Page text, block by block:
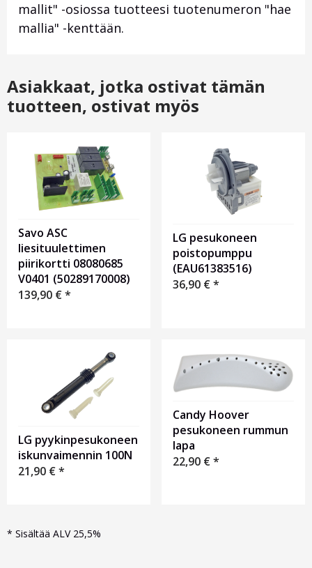
mallit" -osiossa tuotteesi tuotenumeron "hae
mallia" -kenttään.
Asiakkaat, jotka ostivat tämän
tuotteen, ostivat myös
Savo ASC
liesituulettimen
piirikortti 08080685
V0401 (50289170008)
139,90 €*
LG pesukoneen
poistopumppu
(EAU61383516)
36,90 €*
LG pyykinpesukoneen
iskunvaimennin 100N
21,90 €*
Candy Hoover
pesukoneen rummun
lapa
22,90 €*
* Sisältää ALV 25,5%